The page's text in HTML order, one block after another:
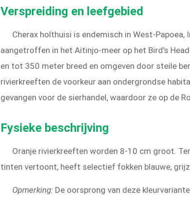
Verspreiding en leefgebied
Cherax holthuisi is endemisch in West-
aangetroffen in het Aitinjo-meer op het Bird's
en tot 350 meter breed en omgeven door steile
rivierkreeften de voorkeur aan ondergrondse
gevangen voor de sierhandel, waardoor ze op de
Fysieke beschrijving
Oranje rivierkreeften worden 8-10 cm groot.
tinten vertoont, heeft selectief fokken blauwe,
Opmerking: De oorsprong van deze